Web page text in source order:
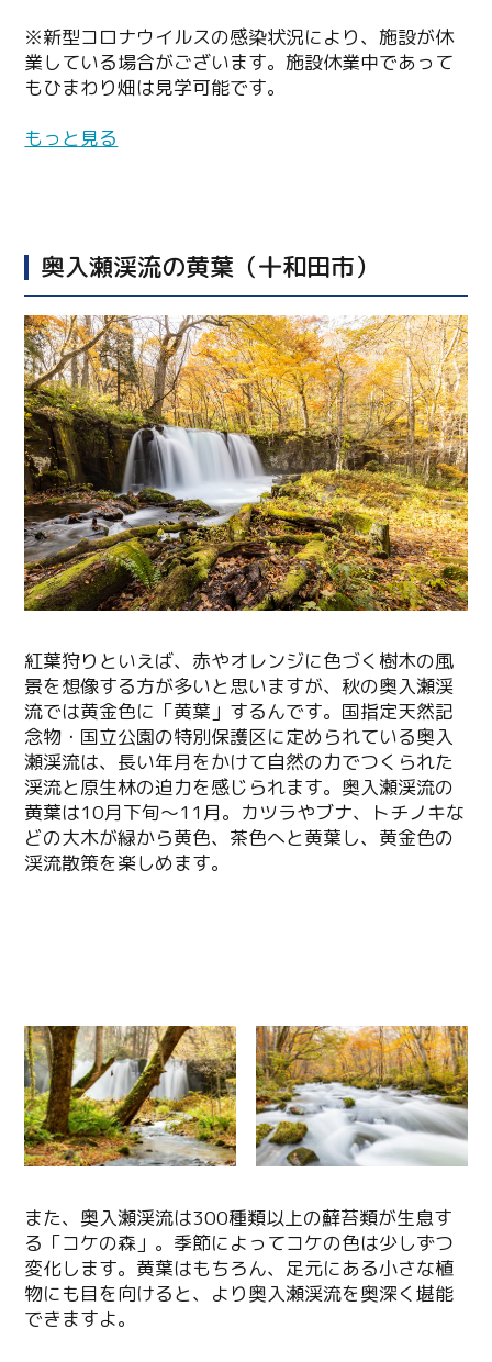
※新型コロナウイルスの感染状況により、施設が休
業している場合がございます。施設休業中であって
もひまわり畑は見学可能です。
もっと見る
奥入瀬渓流の黄葉（十和田市）
紅葉狩りといえば、赤やオレンジに色づく樹木の風
景を想像する方が多いと思いますが、秋の奥入瀬渓
流では黄金色に「黄葉」するんです。国指定天然記
念物・国立公園の特別保護区に定められている奥入
瀬渓流は、長い年月をかけて自然の力でつくられた
渓流と原生林の迫力を感じられます。奥入瀬渓流の
黄葉は10月下旬～11月。カツラやブナ、トチノキな
どの大木が緑から黄色、茶色へと黄葉し、黄金色の
渓流散策を楽しめます。
また、奥入瀬渓流は300種類以上の蘚苔類が生息す
る「コケの森」。季節によってコケの色は少しずつ
変化します。黄葉はもちろん、足元にある小さな植
物にも目を向けると、より奥入瀬渓流を奥深く堪能
できますよ。